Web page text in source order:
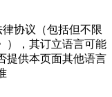
协议（包括但不限
），其订立语言可能
提供本页面其他语言